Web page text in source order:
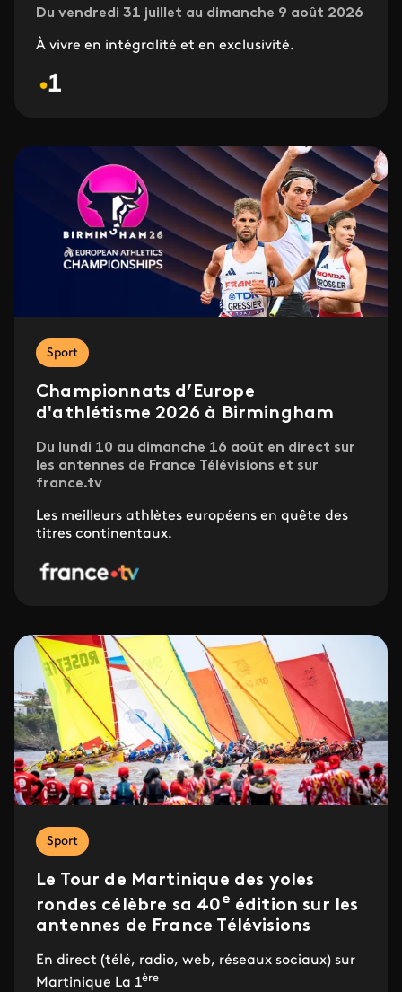
Du vendredi 31 juillet au dimanche 9 août 2026
À vivre en intégralité et en exclusivité.
Sport
Championnats d’Europe
d'athlétisme 2026 à Birmingham
Du lundi 10 au dimanche 16 août en direct sur
les antennes de France Télévisions et sur
france.tv
Les meilleurs athlètes européens en quête des
titres continentaux.
Sport
Le Tour de Martinique des yoles
rondes célèbre sa 40e édition sur les
antennes de France Télévisions
En direct (télé, radio, web, réseaux sociaux) sur
Martinique La 1ère